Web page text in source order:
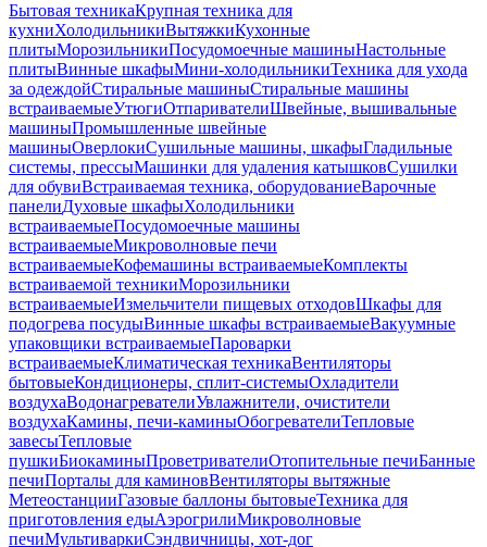
Бытовая техникаКрупная техника для
кухниХолодильникиВытяжкиКухонные
плитыМорозильникиПосудомоечные машиныНастольные
плитыВинные шкафыМини-холодильникиТехника для ухода
за одеждойСтиральные машиныСтиральные машины
встраиваемыеУтюгиОтпаривателиШвейные, вышивальные
машиныПромышленные швейные
машиныОверлокиСушильные машины, шкафыГладильные
системы, прессыМашинки для удаления катышковСушилки
для обувиВстраиваемая техника, оборудованиеВарочные
панелиДуховые шкафыХолодильники
встраиваемыеПосудомоечные машины
встраиваемыеМикроволновые печи
встраиваемыеКофемашины встраиваемыеКомплекты
встраиваемой техникиМорозильники
встраиваемыеИзмельчители пищевых отходовШкафы для
подогрева посудыВинные шкафы встраиваемыеВакуумные
упаковщики встраиваемыеПароварки
встраиваемыеКлиматическая техникаВентиляторы
бытовыеКондиционеры, сплит-системыОхладители
воздухаВодонагревателиУвлажнители, очистители
воздухаКамины, печи-каминыОбогревателиТепловые
завесыТепловые
пушкиБиокаминыПроветривателиОтопительные печиБанные
печиПорталы для каминовВентиляторы вытяжные
МетеостанцииГазовые баллоны бытовыеТехника для
приготовления едыАэрогрилиМикроволновые
печиМультиваркиСэндвичницы, хот-дог